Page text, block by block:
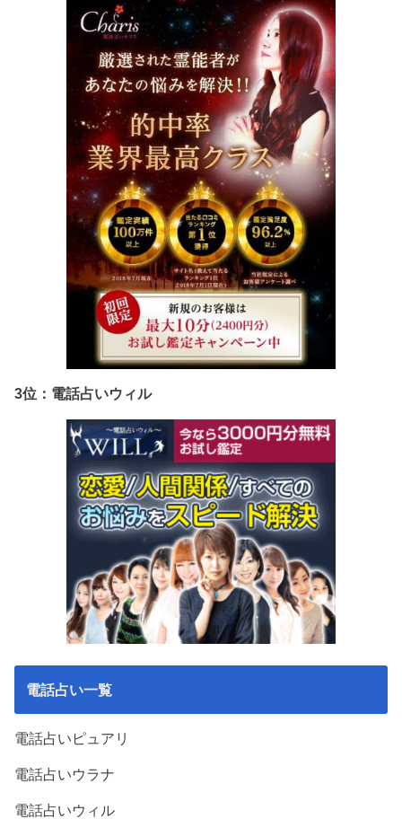
3位：電話占いウィル
電話占い一覧
電話占いピュアリ
電話占いウラナ
電話占いウィル